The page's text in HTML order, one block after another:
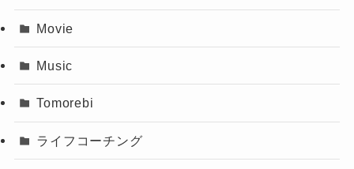
Movie
Music
Tomorebi
ライフコーチング